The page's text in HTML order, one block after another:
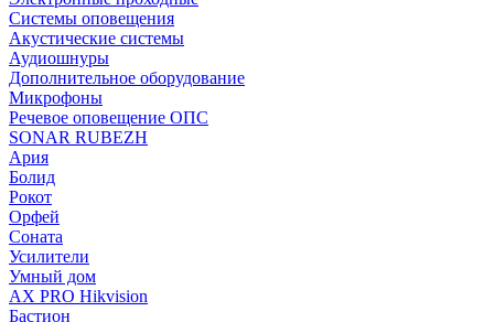
Системы оповещения
Акустические системы
Аудиошнуры
Дополнительное оборудование
Микрофоны
Речевое оповещение ОПС
SONAR RUBEZH
Ария
Болид
Рокот
Орфей
Соната
Усилители
Умный дом
AX PRO Hikvision
Бастион